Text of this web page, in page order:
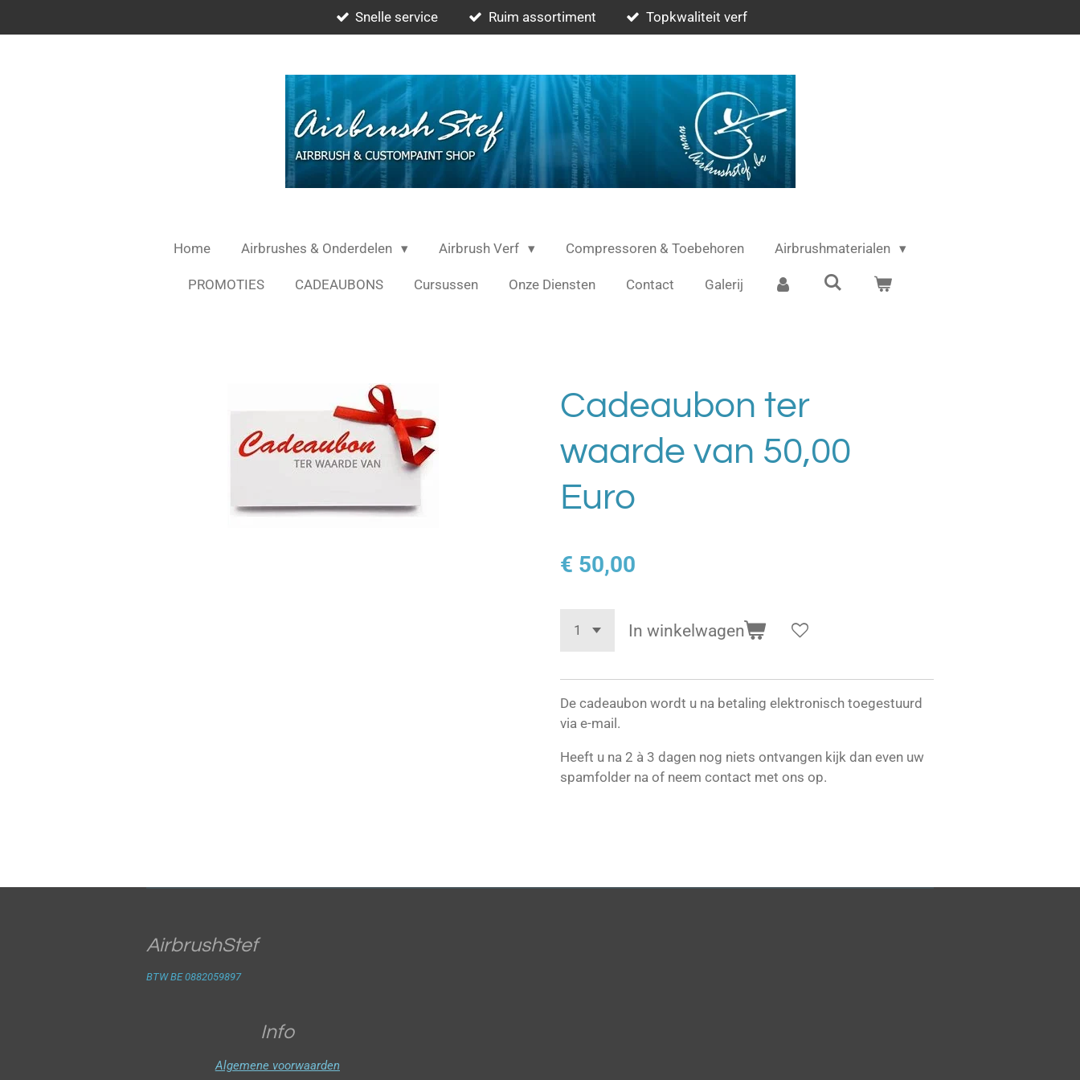
direct
Snelle service Ruim assortiment Topkwaliteit verf
Home Airbrushes & Onderdelen Airbrush Verf Compressoren & Toebehoren Airbrushmaterialen
PROMOTIES CADEAUBONS Cursussen Onze Diensten Contact Galerij
Cadeaubon ter
waarde van 50,00
Euro
€ 50,00
In winkelwagen
De cadeaubon wordt u na betaling elektronisch toegestuurd
via e-mail.
Heeft u na 2 à 3 dagen nog niets ontvangen kijk dan even uw
spamfolder na of neem contact met ons op.
AirbrushStef
BTW BE 0882059897
Info
Algemene voorwaarden